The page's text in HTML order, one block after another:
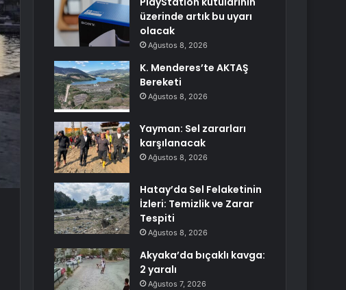
üzerinde artık bu uyarı
olacak
Ağustos 8, 2026
K. Menderes’te AKTAŞ
Bereketi
Ağustos 8, 2026
Yayman: Sel zararları
karşılanacak
Ağustos 8, 2026
Hatay’da Sel Felaketinin
İzleri: Temizlik ve Zarar
Tespiti
Ağustos 8, 2026
Akyaka’da bıçaklı kavga:
2 yaralı
Ağustos 7, 2026